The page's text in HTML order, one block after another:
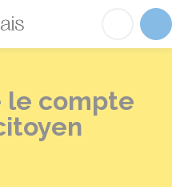
Fréville-du-
le compte